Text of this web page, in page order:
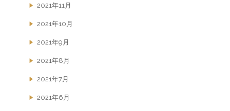
2021年11月
2021年10月
2021年9月
2021年8月
2021年7月
2021年6月